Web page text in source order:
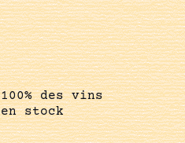
100% des vins
en stock